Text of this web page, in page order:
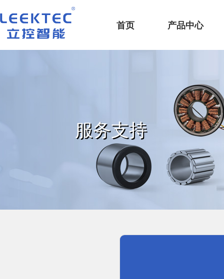
深圳市立控智能科技有限公司
首页
产品中心
服务支持